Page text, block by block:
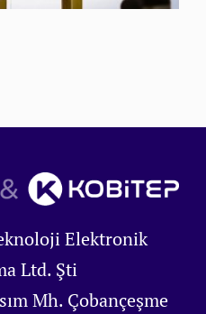
Elektronik
Ltd. Şti
Mh. Çobançeşme